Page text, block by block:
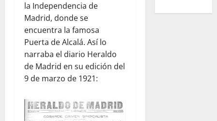
la Independencia de
Madrid, donde se
encuentra la famosa
Puerta de Alcalá. Así lo
narraba el diario Heraldo
de Madrid en su edición del
9 de marzo de 1921: